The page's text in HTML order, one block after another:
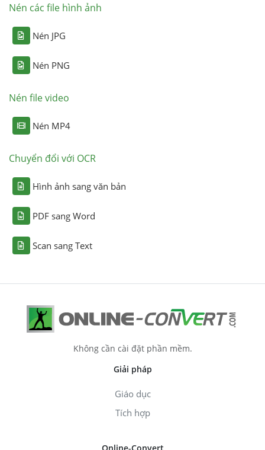
Nén các file hình ảnh
Nén JPG
Nén PNG
Nén file video
Nén MP4
Chuyển đổi với OCR
Hình ảnh sang văn bản
PDF sang Word
Scan sang Text
Không cần cài đặt phần mềm.
Giải pháp
Giáo dục
Tích hợp